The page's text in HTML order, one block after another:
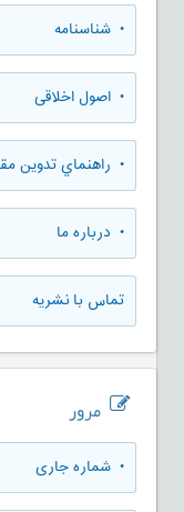
• شناسنامه
• اصول اخلاقی
• راهنماي تدوين
• درباره ما
تماس با نشریه
مرور
• شماره جاری